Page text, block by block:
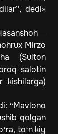
dedi»
Mirzo
(Sulton
salotin
kishilarga)
“Mavlono
qolgan
to‘n kiy